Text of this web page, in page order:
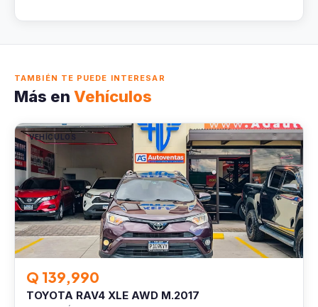
TAMBIÉN TE PUEDE INTERESAR
Más en Vehículos
VEHÍCULOS
Q 139,990
TOYOTA RAV4 XLE AWD M.2017